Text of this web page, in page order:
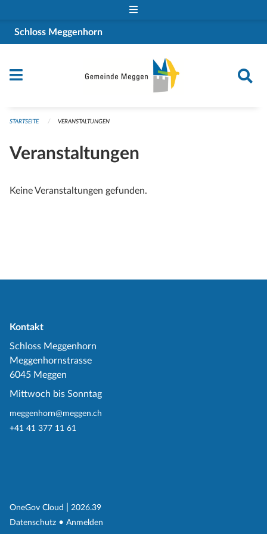
Schloss Meggenhorn
STARTSEITE VERANSTALTUNGEN
Veranstaltungen
Keine Veranstaltungen gefunden.
Kontakt
Schloss Meggenhorn
Meggenhornstrasse
6045 Meggen
Mittwoch bis Sonntag
meggenhorn@meggen.ch
+41 41 377 11 61
OneGov Cloud (External Link)
2026.39
Datenschutz (External Link)
Anmelden